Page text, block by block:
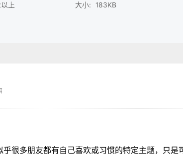
上
大小: 183KB
很多朋友都有自己喜欢或习惯的特定主题，只是